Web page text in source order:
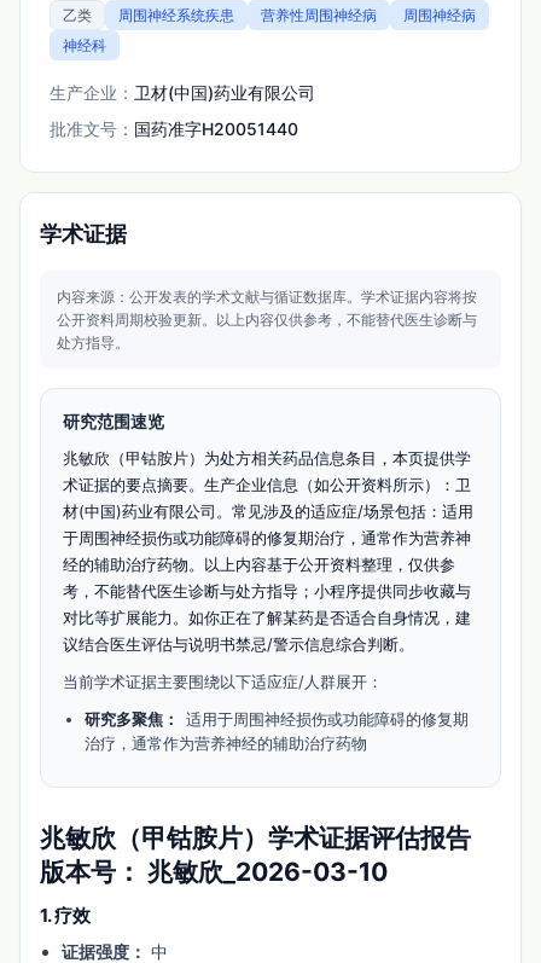
乙类 周围神经系统疾患 营养性周围神经病
周围神经病
神经科
生产企业： 卫材(中国)药业有限公司
批准文号： 国药准字H20051440
学术证据
内容来源：公开发表的学术文献与循证数据库。 学术证据内容将按
公开资料周期校验更新。 以上内容仅供参考，不能替代医生诊断与
处方指导。
研究范围速览
兆敏欣（甲钴胺片）为处方相关药品信息条目，本页提供学
术证据的要点摘要。生产企业信息（如公开资料所示）：卫
材(中国)药业有限公司。常见涉及的适应症/场景包括：适用
于周围神经损伤或功能障碍的修复期治疗，通常作为营养神
经的辅助治疗药物。以上内容基于公开资料整理，仅供参
考，不能替代医生诊断与处方指导；小程序提供同步收藏与
对比等扩展能力。如你正在了解某药是否适合自身情况，建
议结合医生评估与说明书禁忌/警示信息综合判断。
当前学术证据主要围绕以下适应症/人群展开：
研究多聚焦：
适用于周围神经损伤或功能障碍的修复期
治疗，通常作为营养神经的辅助治疗药物
兆敏欣（甲钴胺片）学术证据评估报告
版本号： 兆敏欣_2026-03-10
1. 疗效
证据强度： 中